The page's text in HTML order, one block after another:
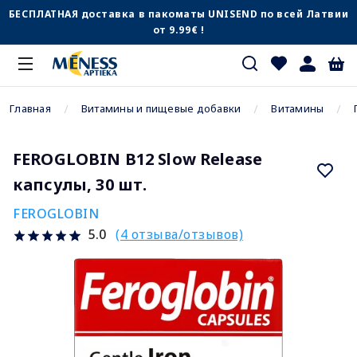
БЕСПЛАТНАЯ доставка в пакоматы UNISEND по всей Латвии
от 9.99€ !
Главная Витамины и пищевые добавки Витамины
FEROGLOBIN B12 Slow Release
капсулы, 30 шт.
FEROGLOBIN
5.0 (4 отзыва/отзывов)